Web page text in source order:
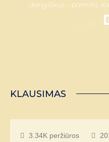
dangiškus - pamilti,
KLAUSIMAS
3.34K peržiūros